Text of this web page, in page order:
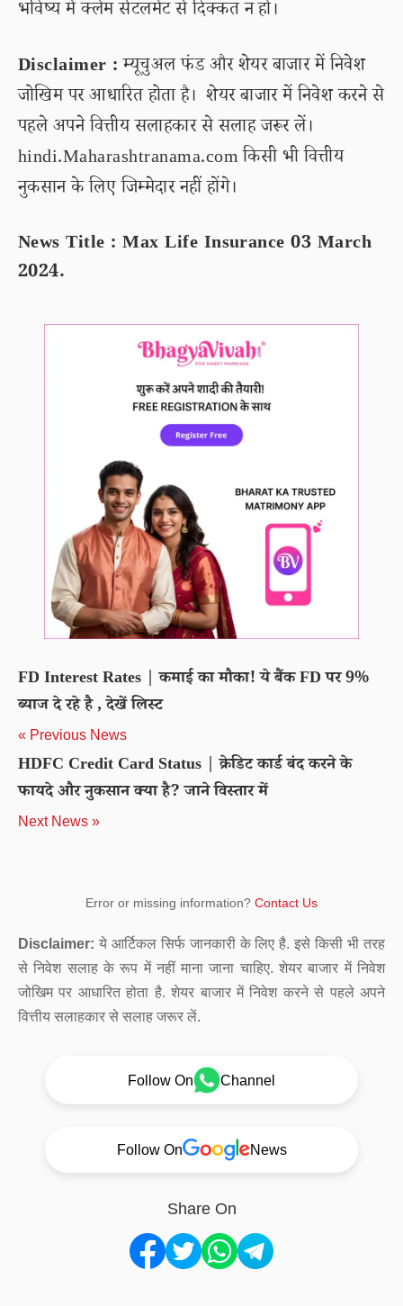
भविष्य में क्लेम सेटलमेंट से दिक्कत न हो।
Disclaimer :म्यूचुअल फंड और शेयर बाजार में निवेश
जोखिम पर आधारित होता है। शेयर बाजार में निवेश करने से
पहले अपने वित्तीय सलाहकार से सलाह जरूर लें।
hindi.Maharashtranama.com किसी भी वित्तीय
नुकसान के लिए जिम्मेदार नहीं होंगे।
News Title : Max Life Insurance 03 March
2024.
FD Interest Rates | कमाई का मौका! ये बैंक FD पर 9%
ब्याज दे रहे है , देखें लिस्ट
« Previous News
HDFC Credit Card Status | क्रेडिट कार्ड बंद करने के
फायदे और नुकसान क्या है? जाने विस्तार में
Next News »
Error or missing information? Contact Us
Disclaimer: ये आर्टिकल सिर्फ जानकारी के लिए है. इसे किसी भी तरह
से निवेश सलाह के रूप में नहीं माना जाना चाहिए. शेयर बाजार में निवेश
जोखिम पर आधारित होता है. शेयर बाजार में निवेश करने से पहले अपने
वित्तीय सलाहकार से सलाह जरूर लें.
Follow On Channel
Follow On News
Share On